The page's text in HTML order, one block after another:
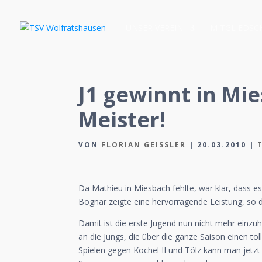
J1 gewinnt in
Meister!
VON FLORIAN GEISSLER | 20.03.2010 |
Da Mathieu in Miesbach fehlte, war klar, dass
Bognar zeigte eine hervorragende Leistung, so
Damit ist die erste Jugend nun nicht mehr
an die Jungs, die über die ganze Saison einen
Spielen gegen Kochel II und Tölz kann man